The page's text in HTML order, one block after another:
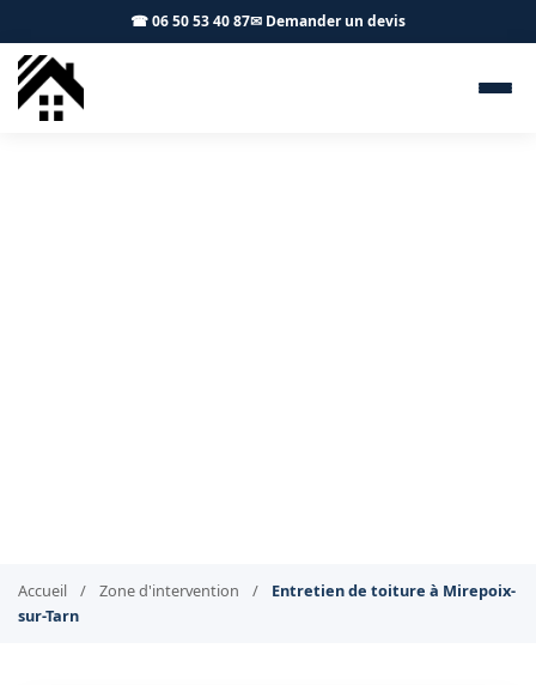
☎ 06 50 53 40 87✉ Demander un devis
Accueil / Zone d'intervention /
Entretien de toiture à Mirepoix-
sur-Tarn